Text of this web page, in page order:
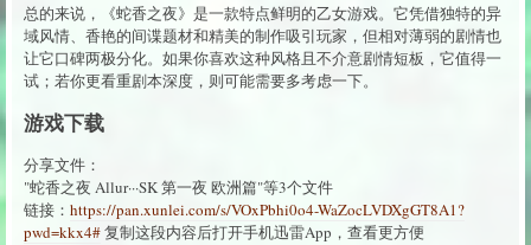
总的来说，《蛇香之夜》是一款特点鲜明的乙女游戏。它凭借独特的异
域风情、香艳的间谍题材和精美的制作吸引玩家，但相对薄弱的剧情也
让它口碑两极分化。如果你喜欢这种风格且不介意剧情短板，它值得一
试；若你更看重剧本深度，则可能需要多考虑一下。
游戏下载
分享文件：
"蛇香之夜 Allur···SK 第一夜 欧洲篇"等3个文件
链接： https://pan.xunlei.com/s/VOxPbhi0o4-WaZocLVDXgGT8A1?
pwd=kkx4#复制这段内容后打开手机迅雷App，查看更方便